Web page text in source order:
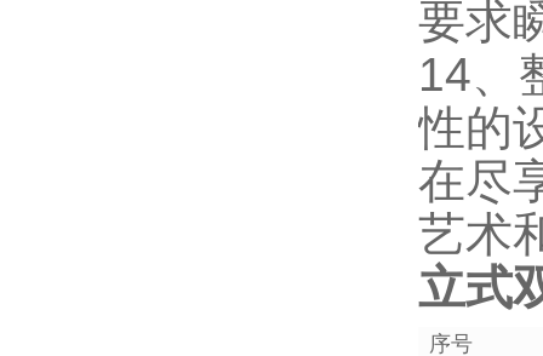
要求
14、
性的
在尽
艺术
立式
序号